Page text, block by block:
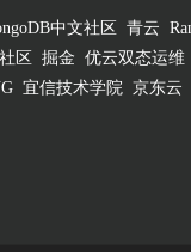
中文社区 青云
区 掘金 优云双态运维
宜信技术学院 京东云